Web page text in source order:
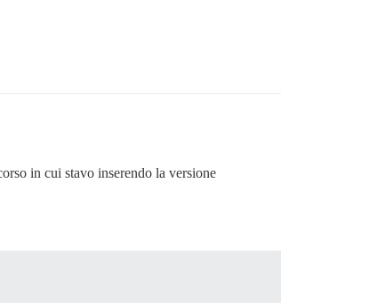
in cui stavo inserendo la versione